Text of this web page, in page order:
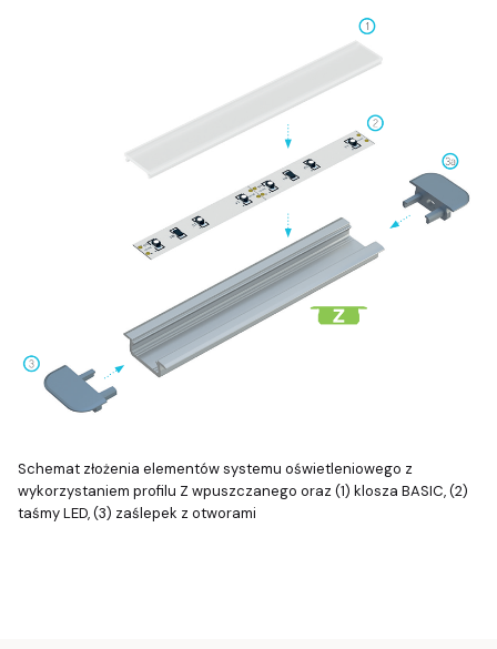
Schemat złożenia elementów systemu oświetleniowego z
wykorzystaniem profilu Z wpuszczanego oraz (1) klosza BASIC, (2)
taśmy LED, (3) zaślepek z otworami